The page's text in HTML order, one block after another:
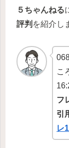
５ちゃんねる
評判 を紹介し
こ
フ
引
レ